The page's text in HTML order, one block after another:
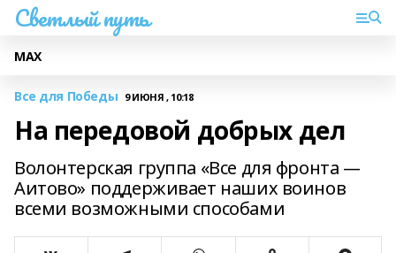
Светлый путь
МАХ
Все для Победы 9 ИЮНЯ , 10:18
На передовой добрых дел
Волонтерская группа «Все для фронта —
Аитово» поддерживает наших воинов
всеми возможными способами